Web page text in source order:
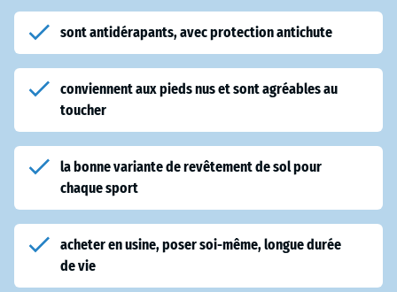
sont antidérapants, avec protection antichute
conviennent aux pieds nus et sont agréables au
toucher
la bonne variante de revêtement de sol pour
chaque sport
acheter en usine, poser soi-même, longue durée
de vie